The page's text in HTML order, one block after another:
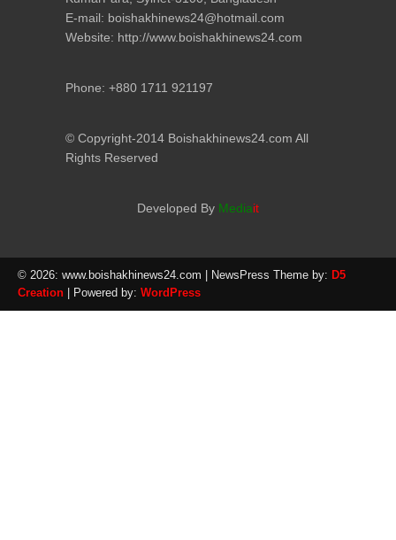
E-mail: boishakhinews24@hotmail.com
Website: http://www.boishakhinews24.com
Phone: +880 1711 921197
© Copyright-2014 Boishakhinews24.com All
Rights Reserved
Developed By Mediait
© 2026: www.boishakhinews24.com | NewsPress Theme by: D5
Creation | Powered by: WordPress